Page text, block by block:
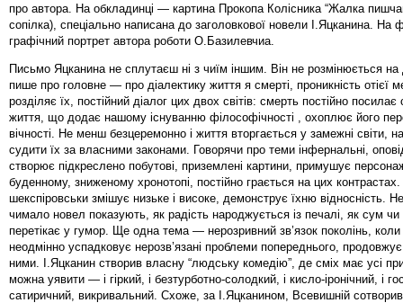
про автора. На обкладинці — картина Прокопа Колісника “Жалка
сопілка), спеціально написана до заголовкової новели І.Яцканина. На
графічний портрет автора роботи О.Базилевчиа.
Письмо Яцканина не сплутаєш ні з чиїм іншим. Він не розмінюється на
пише про головне — про діалектику життя я смерті, проникність отієї
розділяє їх, постійний діалог цих двох світів: смерть постійно посилає
життя, що додає нашому існуванню філософічності , охоплює його
вічності. Не менш безцеремонно і життя вторгається у замежні світи,
судити їх за власними законами. Говорячи про теми інфернальні,
створює підкреслено побутові, приземлені картини, примушує
буденному, зниженому хронотопі, постійно грається на цих контрастах.
шекспіровськи змішує низьке і високе, демонструє їхню відносність.
чимало новел показують, як радість народжується із печалі, як сум чи
перетікає у гумор. Ще одна тема — нерозривний зв’язок поколінь,
неодмінно успадковує нерозв’язані проблеми попереднього,
ними. І.Яцканин створив власну “людську комедію”, де сміх має усі
можна уявити — і гіркий, і безтурботно-солодкий, і кисло-іронічний, і
сатиричний, викривальний. Схоже, за І.Яцканином, Всевишній